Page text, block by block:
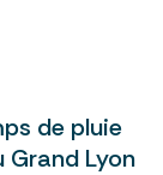
de pluie
Grand Lyon